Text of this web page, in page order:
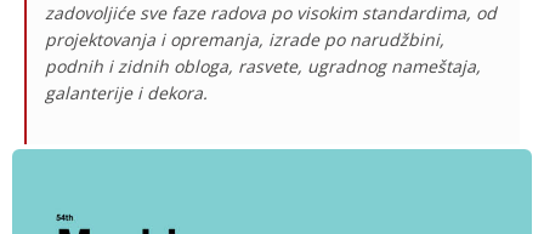
zadovoljiće sve faze radova po visokim standardima, od
projektovanja i opremanja, izrade po narudžbini,
podnih i zidnih obloga, rasvete, ugradnog nameštaja,
galanterije i dekora.